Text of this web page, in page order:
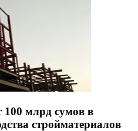
100 млрд сумов в
стройматериалов